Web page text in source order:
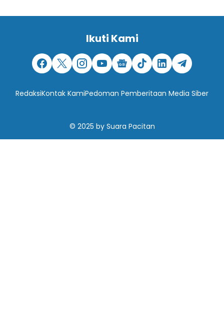
Ikuti Kami
RedaksiKontak KamiPedoman Pemberitaan Media Siber
© 2025 by Suara Pacitan